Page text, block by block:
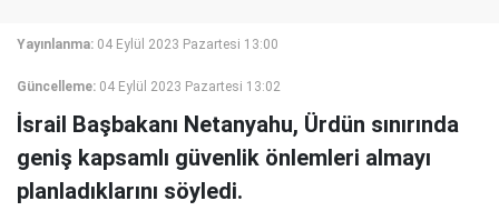
Yayınlanma: 04 Eylül 2023 Pazartesi 13:00
Güncelleme: 04 Eylül 2023 Pazartesi 13:02
İsrail Başbakanı Netanyahu, Ürdün sınırında
geniş kapsamlı güvenlik önlemleri almayı
planladıklarını söyledi.